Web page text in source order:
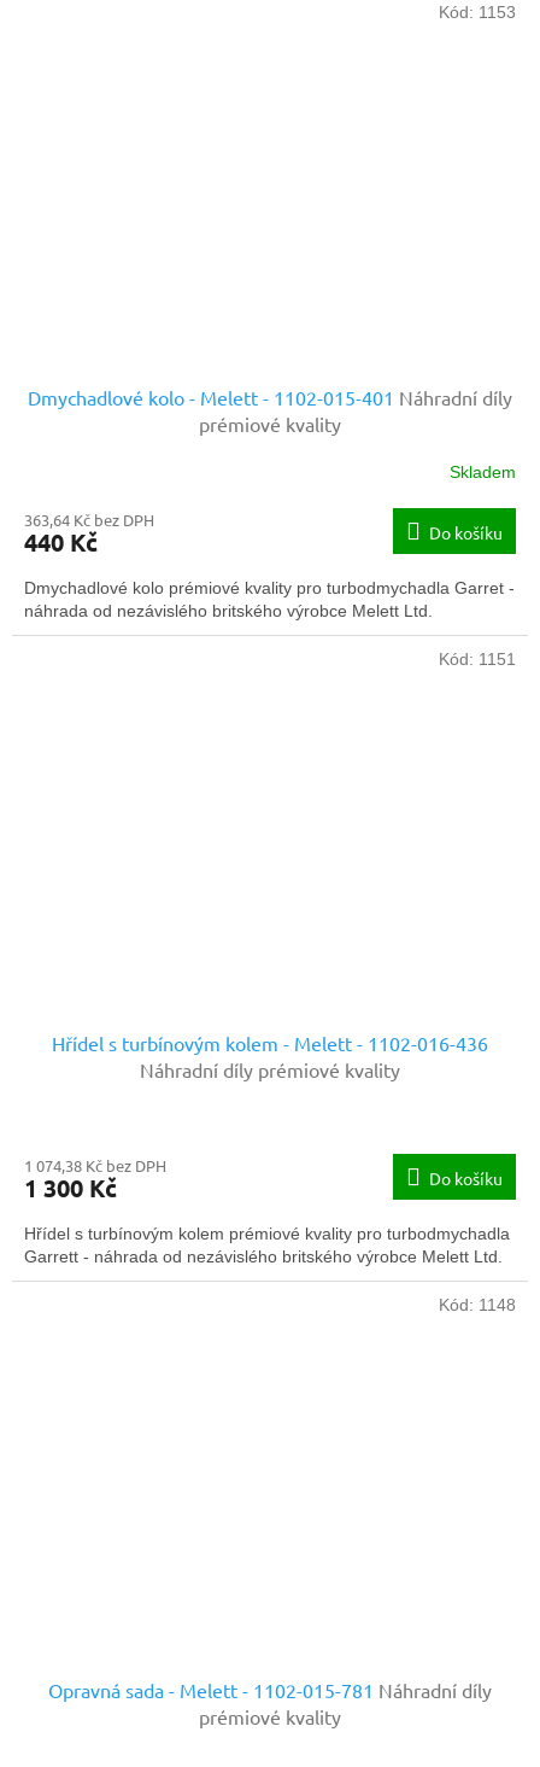
Dmychadlové kolo - Melett - 1102-015-401 Náhradní díly
prémiové kvality
Skladem
363,64 Kč bez DPH
440 Kč Do košíku
Dmychadlové kolo prémiové kvality pro turbodmychadla Garret -
náhrada od nezávislého britského výrobce Melett Ltd.
Kód: 1153
Hřídel s turbínovým kolem - Melett - 1102-016-436
Náhradní díly prémiové kvality
1 074,38 Kč bez DPH
1 300 Kč Do košíku
Hřídel s turbínovým kolem prémiové kvality pro turbodmychadla
Garrett - náhrada od nezávislého britského výrobce Melett Ltd.
Kód: 1151
Opravná sada - Melett - 1102-015-781 Náhradní díly
prémiové kvality
Kód: 1148